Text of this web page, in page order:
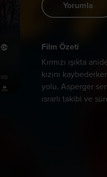
Yorumla
Film Özeti
Kırmızı ışıkta
kızını
yolu, Asperger
ısrarlı takibi ve